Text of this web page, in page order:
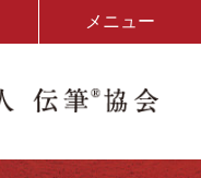
メニュー